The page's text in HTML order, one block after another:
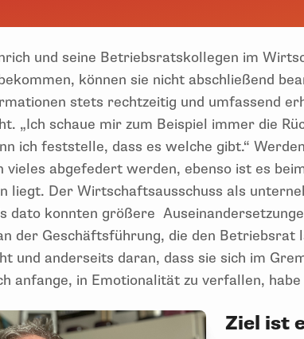
und seine Betriebsratskollegen im
können sie nicht abschließend
stets rechtzeitig und umfassend
„Ich schaue mir zum Beispiel immer die
ich feststelle, dass es welche gibt.“
vieles abgefedert werden, ebenso ist es
liegt. Der Wirtschaftsausschuss als
dato konnten größere
der Geschäftsführung, die den Betriebsrat
und anderseits daran, dass sie sich im
anfange, in Emotionalität zu verfallen,
Ziel ist